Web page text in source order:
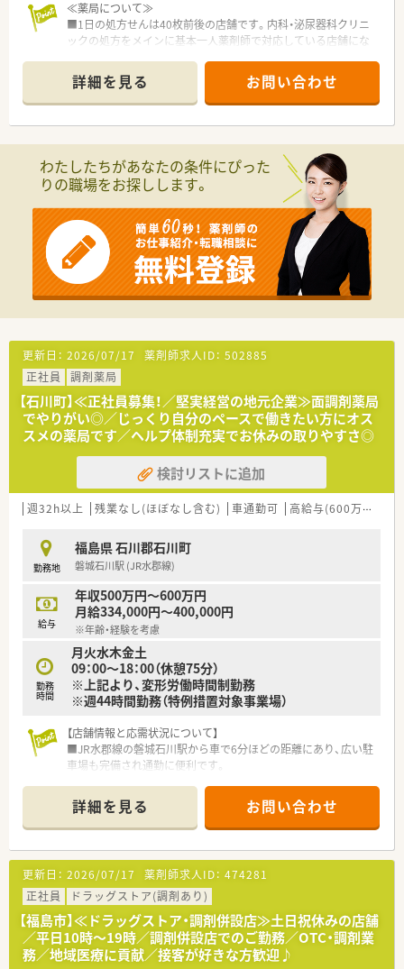
■大手チェーンにはない現場への裁量権があり、社員のアイデア
や声を会社が後押ししてくれるボトムアップの社風です。
≪薬局について≫
■1日の処方せんは40枚前後の店舗です。内科・泌尿器科クリニ
ックの処方をメインに基本一人薬剤師で対応している店舗にな
■クリニック門前の処方を中心に、広く地域の患者様の処方せん
を受付ております。じっくり患者様と向き合って働きたい方に
オススメの店舗です。
■調剤・監査・服薬指導の基本業務を中心に、もちろん、在宅など
も学べます。エリアで在宅専門チームも立ち上げしており、連携
して店舗負担も軽減しながら企業として対応を進めています。
■全体研修、中途社員研修、Eラーニングなど研修制度も充実し
ており、その他福利厚生も充実しています。ブランクのある方・
調剤薬局未経験の方も安心して学べる体制が整っています。
■幅広い経験を積みたい・一から調剤を学びたい・ブランクのあ
る方などにもおすすめのチェーン薬局です。
【長く働ける環境】
有給休暇の取得や育児休暇など、従業員の皆さんが長く働ける環
バランスを見て、無理のない人数体制で勤務できるよう調整して
おります。
お互い様の風土が根付けており、有給休暇の取得率が95％以上
と高水準です。
また、育児休暇取得率は90％以上でお仕事をプライベートの両
立が図れる環境です。
＼＼＼企業について／／／
福島県郡山市に本社をおき、福島県を中心とし多数店舗展開して
いる薬局です。
地域に根ざした店舗展開をベースに、地域医療に開かれた薬局作
同じエリアに複数店舗があることが多く、通勤範囲内でさまざま
な経験を積んでいただけます。
詳細を見る お問い合わせ
わたしたちがあなたの条件にぴった
りの職場をお探しします。
更新日： 2026/07/17 薬剤師求人ID： 502885
正社員
調剤薬局
【石川町】≪正社員募集！／堅実経営の地元企業≫面調剤薬局
でやりがい◎／じっくり自分のペースで働きたい方にオス
スメの薬局です／ヘルプ体制充実でお休みの取りやすさ◎
検討リストに追加
週32h以上 残業なし(ほぼなし含む) 車通勤可 高給与(600万円以上)
勤務地
福島県 石川郡石川町
磐城石川駅 (JR水郡線)
給与
年収500万円～600万円
月給334,000円～400,000円
※年齢・経験を考慮
勤務
時間
月火水木金土
09：00～18：00（休憩75分）
※上記より、変形労働時間制勤務
※週44時間勤務（特例措置対象事業場）
【店舗情報と応需状況について】
■JR水郡線の磐城石川駅から車で6分ほどの距離にあり、広い駐
車場も完備され通勤に便利です。
平均20枚前後で落ち着いています。
■薬剤師は常時1～2名体制となっており、他に事務スタッフ2名
が在籍し業務をサポートします。
【募集背景と求める人物像について】
■長年にわたり店舗を支えてきた管理薬剤師の後任として、次代
を担っていただける方を募集します。
■一人薬剤師となる時間帯もあるため、責任感を持って主体的に
業務に取り組めるご経験者を歓迎します。
■スキルや経験以上に患者様へ寄り添う気持ちを重視しており、
お人柄の良い方を求めています。
詳細を見る お問い合わせ
更新日： 2026/07/17 薬剤師求人ID： 474281
正社員
ドラッグストア(調剤あり)
【福島市】≪ドラッグストア・調剤併設店≫土日祝休みの店舗
／平日10時～19時／調剤併設店でのご勤務／OTC・調剤業
務／地域医療に貢献／接客が好きな方歓迎♪